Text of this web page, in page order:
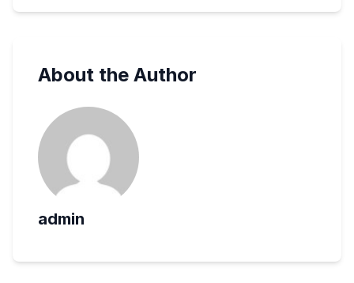
About the Author
admin